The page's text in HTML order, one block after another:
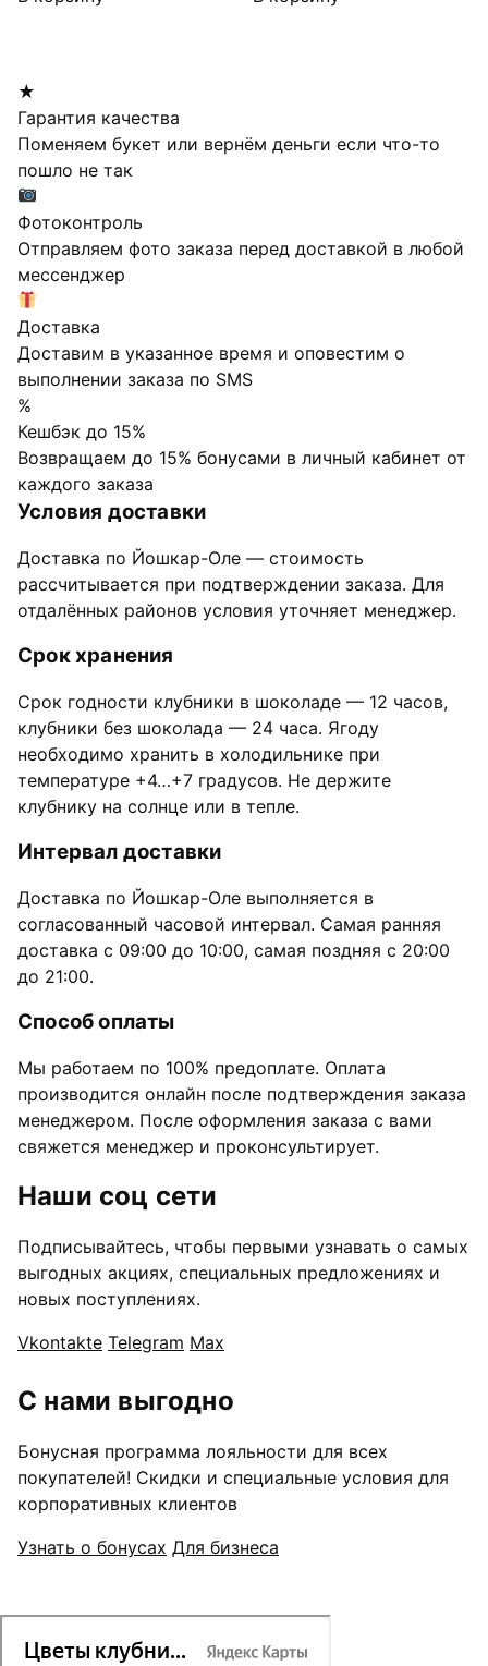
★
Гарантия качества
Поменяем букет или вернём деньги если что-то
пошло не так
Фотоконтроль
Отправляем фото заказа перед доставкой в любой
мессенджер
Доставка
Доставим в указанное время и оповестим о
выполнении заказа по SMS
%
Кешбэк до 15%
Возвращаем до 15% бонусами в личный кабинет от
каждого заказа
Условия доставки
Доставка по Йошкар-Оле — стоимость
рассчитывается при подтверждении заказа. Для
отдалённых районов условия уточняет менеджер.
Срок хранения
Срок годности клубники в шоколаде — 12 часов,
клубники без шоколада — 24 часа. Ягоду
необходимо хранить в холодильнике при
температуре +4…+7 градусов. Не держите
клубнику на солнце или в тепле.
Интервал доставки
Доставка по Йошкар-Оле выполняется в
согласованный часовой интервал. Самая ранняя
доставка с 09:00 до 10:00, самая поздняя с 20:00
до 21:00.
Способ оплаты
Мы работаем по 100% предоплате. Оплата
производится онлайн после подтверждения заказа
менеджером. После оформления заказа с вами
свяжется менеджер и проконсультирует.
Наши соц сети
Подписывайтесь, чтобы первыми узнавать о самых
выгодных акциях, специальных предложениях и
новых поступлениях.
Vkontakte Telegram Max
С нами выгодно
Бонусная программа лояльности для всех
покупателей! Скидки и специальные условия для
корпоративных клиентов
Узнать о бонусах Для бизнеса